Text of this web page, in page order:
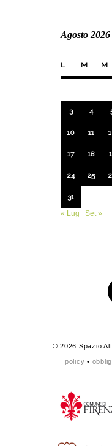
Agosto 2026
L M M
3 4
10 11
17 18
24 25
31
« Lug
Set »
© 2026 Spazio
policy •